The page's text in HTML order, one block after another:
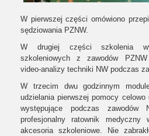
W pierwszej części omówiono
sędziowania PZNW.
W drugiej części szkolenia
szkoleniowych z zawodów
video-analizy techniki NW podczas
W trzecim dwu godzinnym
udzielania pierwszej pomocy
występujące podczas zawodów
profesjonalny ratownik
akcesoria szkoleniowe. Nie